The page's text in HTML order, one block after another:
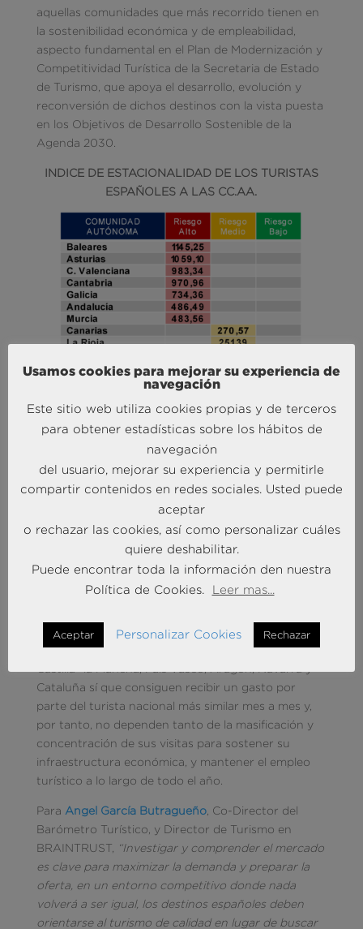
aquellas comunidades que más recorrido tienen en
la sostenibilidad económica y de empleabilidad,
aspecto fundamental en el Plan de Modernización y
Competitividad Turística de la Secretaria de Estado
de Turismo, que apoya el desarrollo, evolución y
reconversión de dichos destinos con la vista puesta
en los Objetivos de Desarrollo Sostenible de la
Agenda 2030.
INDICE DE ESTACIONALIDAD DE LOS TURISTAS
ESPAÑOLES A LAS CC.AA.
Elaboración BRAINTRUST (a partir de datos INE
2019)
Se observa como Baleares, Asturias, Comunidad
Valenciana, Cantabria, Galicia, Andalucía y Murcia,
son las C.C.A.A. con mayor índice de estacionalidad
lo que refleja que el gasto que reciben de turistas
españoles no se reparte a lo largo de todos los
con un modelo mejorable en cuanto a su
sostenibilidad económica. Por el contrario, Madrid,
Cataluña sí que consiguen recibir un gasto por
parte del turista nacional más similar mes a mes y,
por tanto, no dependen tanto de la masificación y
concentración de sus visitas para sostener su
infraestructura económica, y mantener el empleo
turístico a lo largo de todo el año.
Para Angel García Butragueño, Co-Director del
Barómetro Turístico, y Director de Turismo en
BRAINTRUST,
“Investigar y comprender el mercado
es clave para maximizar la demanda y preparar la
oferta, en un entorno competitivo donde nada
volverá a ser igual, los destinos españoles deben
orientarse al turismo de calidad en lugar de buscar
Usamos cookies para mejorar su experiencia de
navegación
Este sitio web utiliza cookies propias y de terceros
para obtener estadísticas sobre los hábitos de
navegación
del usuario, mejorar su experiencia y permitirle
compartir contenidos en redes sociales. Usted puede
aceptar
o rechazar las cookies, así como personalizar cuáles
quiere deshabilitar.
Puede encontrar toda la información den nuestra
Política de Cookies.
Leer mas...
Aceptar Personalizar Cookies Rechazar